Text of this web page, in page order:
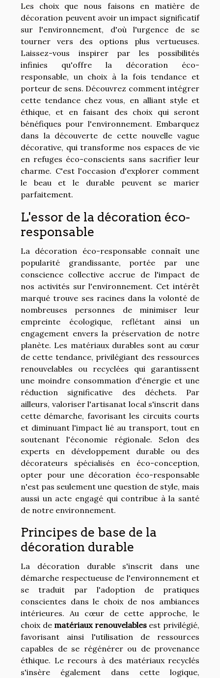
Les choix que nous faisons en matière de
décoration peuvent avoir un impact significatif
sur l'environnement, d'où l'urgence de se
tourner vers des options plus vertueuses.
Laissez-vous inspirer par les possibilités
infinies qu'offre la décoration éco-
responsable, un choix à la fois tendance et
porteur de sens. Découvrez comment intégrer
cette tendance chez vous, en alliant style et
éthique, et en faisant des choix qui seront
bénéfiques pour l'environnement. Embarquez
dans la découverte de cette nouvelle vague
décorative, qui transforme nos espaces de vie
en refuges éco-conscients sans sacrifier leur
charme. C'est l'occasion d'explorer comment
le beau et le durable peuvent se marier
parfaitement.
L'essor de la décoration éco-
responsable
La décoration éco-responsable connaît une
popularité grandissante, portée par une
conscience collective accrue de l'impact de
nos activités sur l'environnement. Cet intérêt
marqué trouve ses racines dans la volonté de
nombreuses personnes de minimiser leur
empreinte écologique, reflétant ainsi un
engagement envers la préservation de notre
planète. Les matériaux durables sont au cœur
de cette tendance, privilégiant des ressources
renouvelables ou recyclées qui garantissent
une moindre consommation d'énergie et une
réduction significative des déchets. Par
ailleurs, valoriser l'artisanat local s'inscrit dans
cette démarche, favorisant les circuits courts
et diminuant l'impact lié au transport, tout en
soutenant l'économie régionale. Selon des
experts en développement durable ou des
décorateurs spécialisés en éco-conception,
opter pour une décoration éco-responsable
n'est pas seulement une question de style, mais
aussi un acte engagé qui contribue à la santé
de notre environnement.
Principes de base de la
décoration durable
La décoration durable s'inscrit dans une
démarche respectueuse de l'environnement et
se traduit par l'adoption de pratiques
conscientes dans le choix de nos ambiances
intérieures. Au cœur de cette approche, le
choix de matériaux renouvelablesest privilégié,
favorisant ainsi l'utilisation de ressources
capables de se régénérer ou de provenance
éthique. Le recours à des matériaux recyclés
s'insère également dans cette logique,